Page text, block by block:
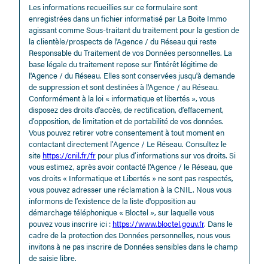
Les informations recueillies sur ce formulaire sont
enregistrées dans un fichier informatisé par La Boite Immo
agissant comme Sous-traitant du traitement pour la gestion de
la clientèle/prospects de l'Agence / du Réseau qui reste
Responsable du Traitement de vos Données personnelles. La
base légale du traitement repose sur l'intérêt légitime de
l'Agence / du Réseau. Elles sont conservées jusqu'à demande
de suppression et sont destinées à l'Agence / au Réseau.
Conformément à la loi « informatique et libertés », vous
disposez des droits d’accès, de rectification, d’effacement,
d’opposition, de limitation et de portabilité de vos données.
Vous pouvez retirer votre consentement à tout moment en
contactant directement l’Agence / Le Réseau. Consultez le
site https://cnil.fr/fr pour plus d’informations sur vos droits. Si
vous estimez, après avoir contacté l'Agence / le Réseau, que
vos droits « Informatique et Libertés » ne sont pas respectés,
vous pouvez adresser une réclamation à la CNIL. Nous vous
informons de l’existence de la liste d'opposition au
démarchage téléphonique « Bloctel », sur laquelle vous
pouvez vous inscrire ici : https://www.bloctel.gouv.fr. Dans le
cadre de la protection des Données personnelles, nous vous
invitons à ne pas inscrire de Données sensibles dans le champ
de saisie libre.